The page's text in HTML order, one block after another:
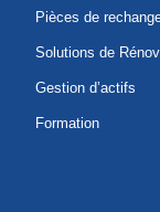
Pièces de
Solutions de
Gestion d’actifs
Formation